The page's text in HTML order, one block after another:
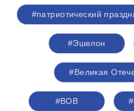
#патриотический
#Эшелон
#Великая
#ВОВ